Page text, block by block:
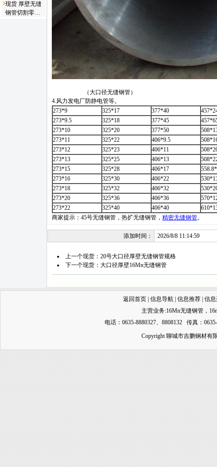
现货 厚壁无缝
钢管切割零…
（大口径无缝钢管）
4.风力发电厂防静电管等。
273*9
325*17 377*40
273*9.5
325*18 377*45
273*10
325*20 377*50
273*11
325*22 406*9.5
273*12
325*23 406*11
273*13
325*25 406*13
273*15
325*28 406*17
273*16
325*30 406*22
273*18
325*32 406*32
273*20
325*36 406*36
273*22
325*40 406*40
商家提示： 45号无缝钢管 ， 热扩无缝钢管 ， 精密无缝钢管。
添加时间： 2026/8/8 11:14:59
上一个现货： 20号大口径厚壁无缝钢管规格
下一个现货： 大口径厚壁16Mn无缝钢管
返回首页 信息导航 信息推荐 信
主营业务:16Mn无缝钢管 ，
电话：0635-8880327、8808132 传真：
Copyright 聊城市吉鹏钢材